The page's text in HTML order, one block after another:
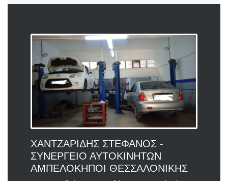
ΧΑΝΤΖΑΡΙΔΗΣ ΣΤΕΦΑΝΟΣ -
ΣΥΝΕΡΓΕΙΟ ΑΥΤΟΚΙΝΗΤΩΝ
ΑΜΠΕΛΟΚΗΠΟΙ ΘΕΣΣΑΛΟΝΙΚΗΣ